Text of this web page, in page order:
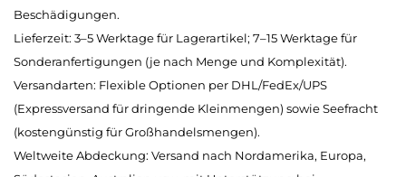
Beschädigungen.
Lieferzeit: 3–5 Werktage für Lagerartikel; 7–15 Werktage für
Sonderanfertigungen (je nach Menge und Komplexität).
Versandarten: Flexible Optionen per DHL/FedEx/UPS
(Expressversand für dringende Kleinmengen) sowie Seefracht
(kostengünstig für Großhandelsmengen).
Weltweite Abdeckung: Versand nach Nordamerika, Europa,